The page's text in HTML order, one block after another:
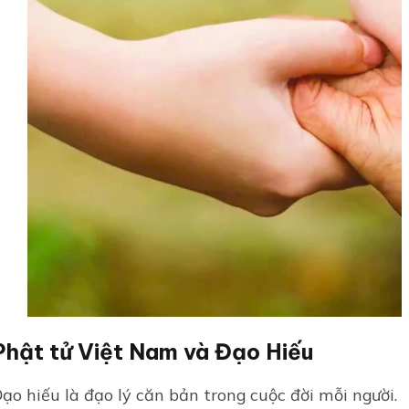
tử Việt Nam và Đạo Hiếu
hiếu là đạo lý căn bản trong cuộc đời mỗi người.